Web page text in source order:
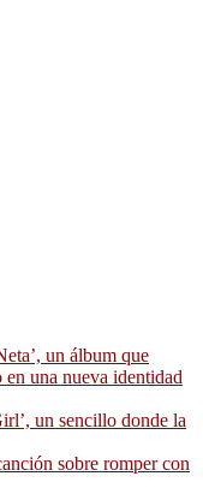
un álbum que
una nueva identidad
un sencillo donde la
sobre romper con